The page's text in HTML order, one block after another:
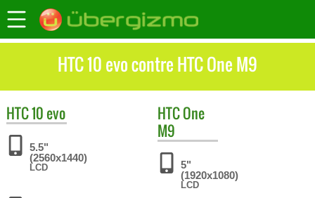
HTC 10 evo contre HTC One M9
HTC10 evo
5.5"
(2560x1440)
LCD
HTCOne
M9
5"
(1920x1080)
LCD